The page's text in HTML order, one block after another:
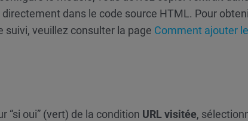
dans le code source HTML. Pour
suivi, veuillez consulter la page Comment ajouter
“si oui” (vert) de la condition URL visitée,